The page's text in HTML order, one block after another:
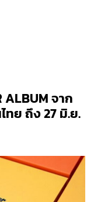
ALBUM จาก
ทย ถึง 27 มิ.ย.